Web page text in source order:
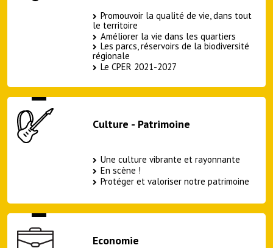
Promouvoir la qualité de vie, dans tout
le territoire
Améliorer la vie dans les quartiers
Les parcs, réservoirs de la biodiversité
régionale
Le CPER 2021-2027
Culture - Patrimoine
Une culture vibrante et rayonnante
En scène !
Protéger et valoriser notre patrimoine
Economie